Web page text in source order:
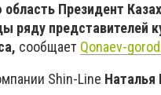
область Президент
ряду представителей
сообщает Qonaev-
Shin-Line Наталья